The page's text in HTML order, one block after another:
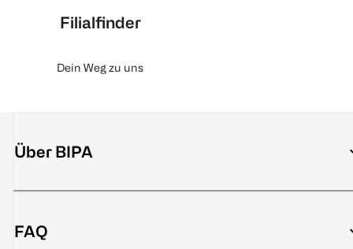
Filialfinder
Dein Weg zu uns
Über BIPA
FAQ